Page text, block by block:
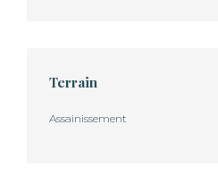
Terrain
Assainissement